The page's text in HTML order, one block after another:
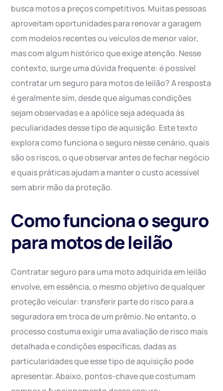
busca motos a preços competitivos. Muitas pessoas
aproveitam oportunidades para renovar a garagem
com modelos recentes ou veículos de menor valor,
mas com algum histórico que exige atenção. Nesse
contexto, surge uma dúvida frequente: é possível
contratar um seguro para motos de leilão? A resposta
é geralmente sim, desde que algumas condições
sejam observadas e a apólice seja adequada às
peculiaridades desse tipo de aquisição. Este texto
explora como funciona o seguro nesse cenário, quais
são os riscos, o que observar antes de fechar negócio
e quais práticas ajudam a manter o custo acessível
sem abrir mão da proteção.
Como funciona o seguro
para motos de leilão
Contratar seguro para uma moto adquirida em leilão
envolve, em essência, o mesmo objetivo de qualquer
proteção veicular: transferir parte do risco para a
seguradora em troca de um prêmio. No entanto, o
processo costuma exigir uma avaliação de risco mais
detalhada e condições específicas, dadas as
particularidades que esse tipo de aquisição pode
apresentar. Abaixo, pontos-chave que costumam